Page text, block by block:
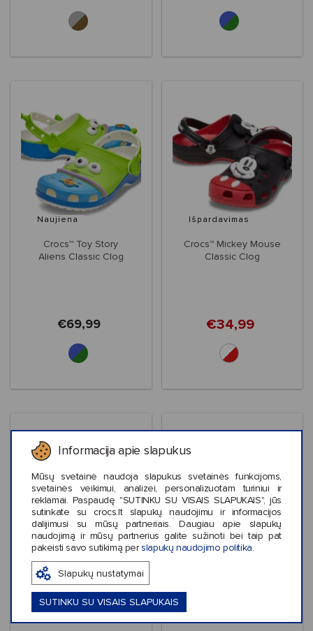
Informacija apie slapukus
Mūsų svetainė naudoja slapukus svetainės funkcijoms,
svetainės veikimui, analizei, personalizuotam turiniui ir
reklamai. Paspaudę "SUTINKU SU VISAIS SLAPUKAIS", jūs
sutinkate su crocs.lt slapukų naudojimu ir informacijos
dalijimusi su mūsų partneriais. Daugiau apie slapukų
naudojimą ir mūsų partnerius galite sužinoti bei taip pat
pakeisti savo sutikimą per slapukų naudojimo politika.
Slapukų nustatymai
SUTINKU SU VISAIS SLAPUKAIS
Naujiena
Crocs™ Toy Story
Aliens Classic Clog
€69,99
Išpardavimas
Crocs™ Mickey Mouse
Classic Clog
€34,99
Išpardavimas
Crocs™ Mickey Mouse
Išpardavimas